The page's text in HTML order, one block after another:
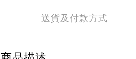
送貨及付款方式